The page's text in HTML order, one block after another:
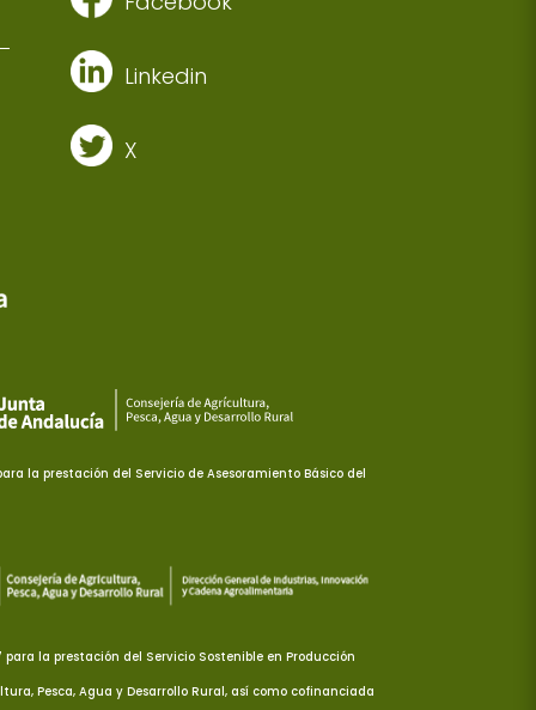
Linkedin
X
la prestación del Servicio de Asesoramiento Básico del
la prestación del Servicio Sostenible en Producción
Pesca, Agua y Desarrollo Rural, así como cofinanciada